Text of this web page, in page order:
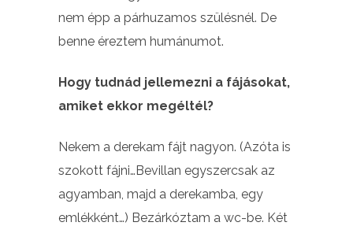
nem épp a párhuzamos szülésnél. De
benne éreztem humánumot.
Hogy tudnád jellemezni a fájásokat,
amiket ekkor megéltél?
Nekem a derekam fájt nagyon. (Azóta is
szokott fájni…Bevillan egyszercsak az
agyamban, majd a derekamba, egy
emlékként…) Bezárkóztam a wc-be. Két